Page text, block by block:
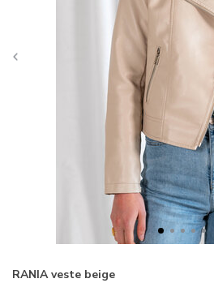
RANIA veste beige